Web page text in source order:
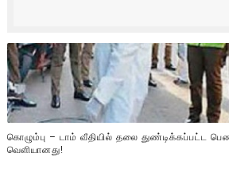
கொழும்பு – டாம் வீதியில் தலை துண்டிக்கப்பட்ட
வௌியானது!